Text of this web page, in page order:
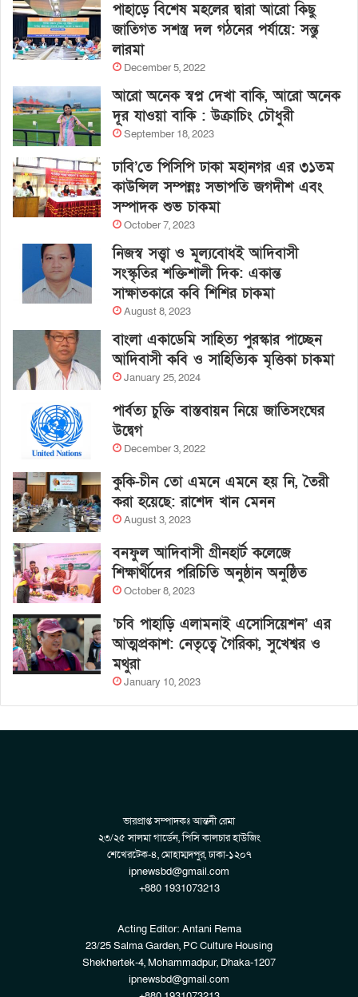
পাহাড়ে বিশেষ মহলের দ্বারা আরো কিছু
জাতিগত সশস্ত্র দল গঠনের পর্যায়ে: সন্তু
লারমা
December 5, 2022
আরো অনেক স্বপ্ন দেখা বাকি, আরো অনেক
দূর যাওয়া বাকি : উক্রাচিং চৌধুরী
September 18, 2023
ঢাবি’তে পিসিপি ঢাকা মহানগর এর ৩১তম
কাউন্সিল সম্পন্নঃ সভাপতি জগদীশ এবং
সম্পাদক শুভ চাকমা
October 7, 2023
নিজস্ব সত্ত্বা ও মূল্যবোধই আদিবাসী
সংস্কৃতির শক্তিশালী দিক: একান্ত
সাক্ষাতকারে কবি শিশির চাকমা
August 8, 2023
বাংলা একাডেমি সাহিত্য পুরস্কার পাচ্ছেন
আদিবাসী কবি ও সাহিত্যিক মৃত্তিকা চাকমা
January 25, 2024
পার্বত্য চুক্তি বাস্তবায়ন নিয়ে জাতিসংঘের
উদ্বেগ
December 3, 2022
কুকি-চীন তো এমনে এমনে হয় নি, তৈরী
করা হয়েছে: রাশেদ খান মেনন
August 3, 2023
বনফুল আদিবাসী গ্রীনহার্ট কলেজে
শিক্ষার্থীদের পরিচিতি অনুষ্ঠান অনুষ্ঠিত
October 8, 2023
‘চবি পাহাড়ি এলামনাই এসোসিয়েশন’ এর
আত্মপ্রকাশ: নেতৃত্বে গৈরিকা, সুখেশ্বর ও
মথুরা
January 10, 2023
ভারপ্রাপ্ত সম্পাদকঃ আন্তনী রেমা
২৩/২৫ সালমা গার্ডেন, পিসি কালচার হাউজিং
শেখেরটেক-৪, মোহাম্মদপুর, ঢাকা-১২০৭
ipnewsbd@gmail.com
+880 1931073213
Acting Editor: Antani Rema
23/25 Salma Garden, PC Culture Housing
Shekhertek-4, Mohammadpur, Dhaka-1207
ipnewsbd@gmail.com